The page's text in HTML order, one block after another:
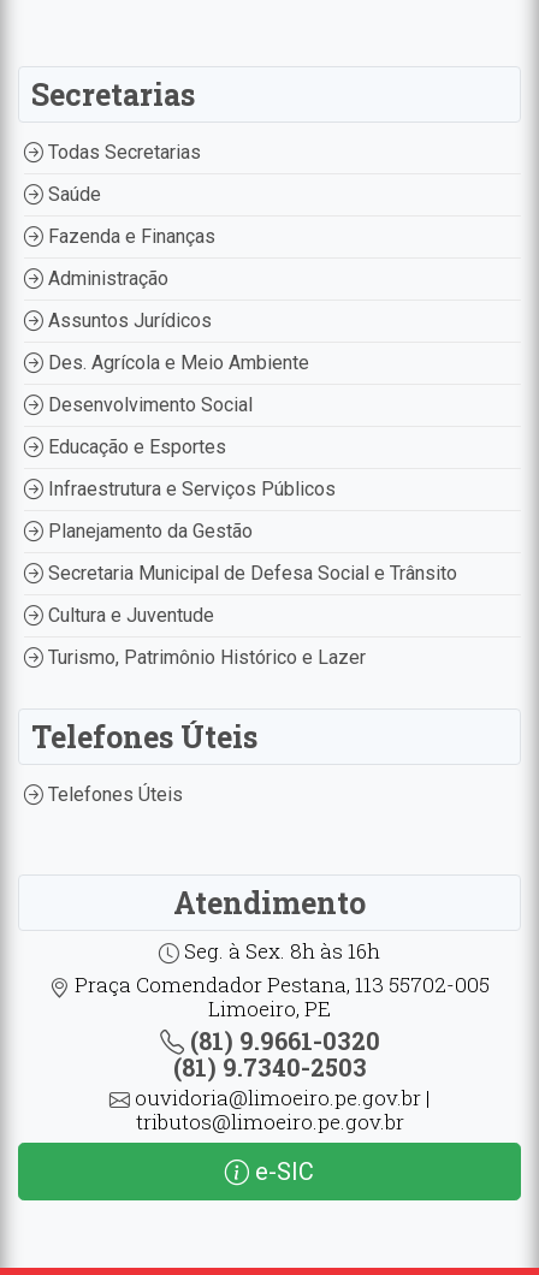
Secretarias
Todas Secretarias
Saúde
Fazenda e Finanças
Administração
Assuntos Jurídicos
Des. Agrícola e Meio Ambiente
Desenvolvimento Social
Educação e Esportes
Infraestrutura e Serviços Públicos
Planejamento da Gestão
Secretaria Municipal de Defesa Social e Trânsito
Cultura e Juventude
Turismo, Patrimônio Histórico e Lazer
Telefones Úteis
Telefones Úteis
Atendimento
Seg. à Sex. 8h às 16h
Praça Comendador Pestana, 113 55702-005
Limoeiro, PE
(81) 9.9661-0320
(81) 9.7340-2503
ouvidoria@limoeiro.pe.gov.br |
tributos@limoeiro.pe.gov.br
e-SIC